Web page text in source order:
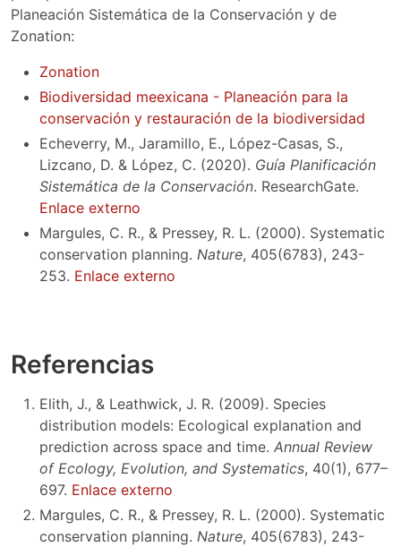
Planeación Sistemática de la Conservación y de
Zonation:
Zonation
Biodiversidad meexicana - Planeación para la
conservación y restauración de la biodiversidad
Echeverry, M., Jaramillo, E., López-Casas, S.,
Lizcano, D. & López, C. (2020). Guía Planificación
Sistemática de la Conservación. ResearchGate.
Enlace externo
Margules, C. R., & Pressey, R. L. (2000). Systematic
conservation planning. Nature, 405(6783), 243-
253. Enlace externo
Referencias
Elith, J., & Leathwick, J. R. (2009). Species
distribution models: Ecological explanation and
prediction across space and time. Annual Review
of Ecology, Evolution, and Systematics, 40(1), 677–
697. Enlace externo
Margules, C. R., & Pressey, R. L. (2000). Systematic
conservation planning. Nature, 405(6783), 243-